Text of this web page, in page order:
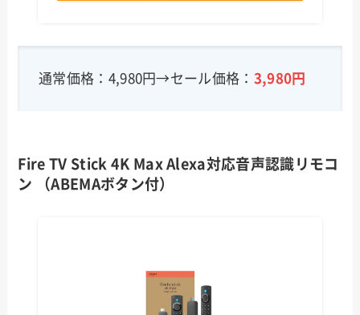
通常価格：4,980円→セール価格： 3,980円
Fire TV Stick 4K Max Alexa対応音声認識リモコ
ン （ABEMAボタン付）